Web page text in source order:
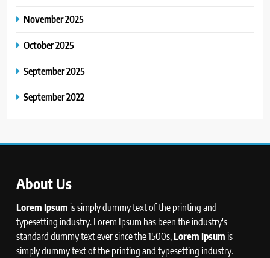
November 2025
October 2025
September 2025
September 2022
About Us
Lorem Ipsum is simply dummy text of the printing and
typesetting industry. Lorem Ipsum has been the industry's
standard dummy text ever since the 1500s,Lorem Ipsum is
simply dummy text of the printing and typesetting industry.